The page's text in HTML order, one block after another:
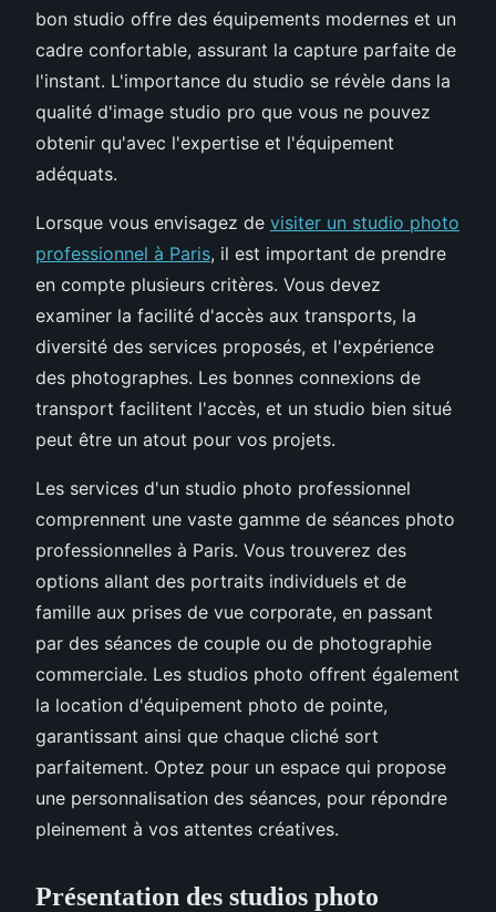
bon studio offre des équipements modernes et un
cadre confortable, assurant la capture parfaite de
l'instant. L'importance du studio se révèle dans la
qualité d'image studio pro que vous ne pouvez
obtenir qu'avec l'expertise et l'équipement
adéquats.
Lorsque vous envisagez de visiter un studio photo
professionnel à Paris, il est important de prendre
en compte plusieurs critères. Vous devez
examiner la facilité d'accès aux transports, la
diversité des services proposés, et l'expérience
des photographes. Les bonnes connexions de
transport facilitent l'accès, et un studio bien situé
peut être un atout pour vos projets.
Les services d'un studio photo professionnel
comprennent une vaste gamme de séances photo
professionnelles à Paris. Vous trouverez des
options allant des portraits individuels et de
famille aux prises de vue corporate, en passant
par des séances de couple ou de photographie
commerciale. Les studios photo offrent également
la location d'équipement photo de pointe,
garantissant ainsi que chaque cliché sort
parfaitement. Optez pour un espace qui propose
une personnalisation des séances, pour répondre
pleinement à vos attentes créatives.
Présentation des studios photo